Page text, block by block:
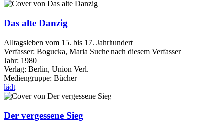
Das alte Danzig
Alltagsleben vom 15. bis 17. Jahrhundert
Verfasser: Bogucka, Maria Suche nach diesem Verfasser
Jahr: 1980
Verlag: Berlin, Union Verl.
Mediengruppe: Bücher
lädt
Der vergessene Sieg